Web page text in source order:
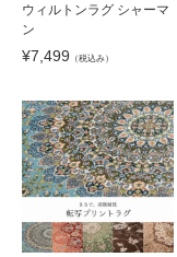
ウィルトンラグ シャーマ
ン
¥7,499 （税込み）